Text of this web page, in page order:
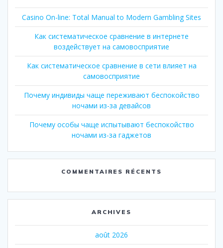
Casino On-line: Total Manual to Modern Gambling Sites
Как систематическое сравнение в интернете
воздействует на самовосприятие
Как систематическое сравнение в сети влияет на
самовосприятие
Почему индивиды чаще переживают беспокойство
ночами из-за девайсов
Почему особы чаще испытывают беспокойство
ночами из-за гаджетов
COMMENTAIRES RÉCENTS
ARCHIVES
août 2026